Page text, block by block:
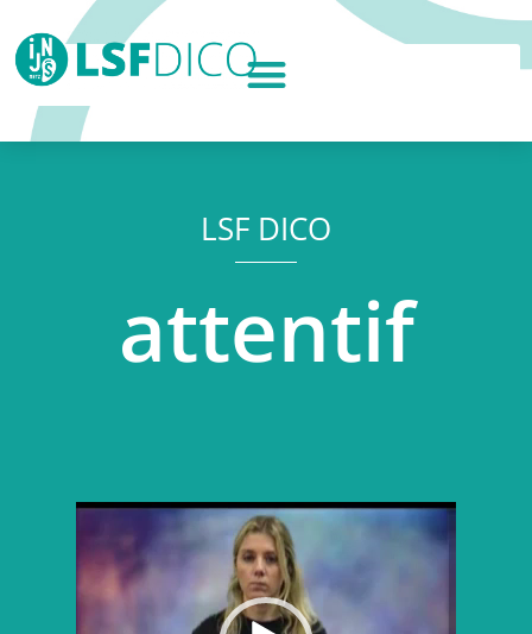
LSF DICO
attentif
Lecteur
vidéo